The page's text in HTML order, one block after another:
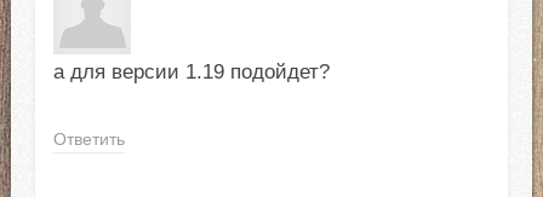
а для версии 1.19 подойдет?
Ответить